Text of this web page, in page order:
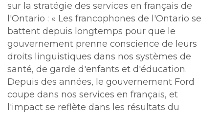
sur la stratégie des services en français de
l'Ontario : « Les francophones de l'Ontario se
battent depuis longtemps pour que le
gouvernement prenne conscience de leurs
droits linguistiques dans nos systèmes de
santé, de garde d'enfants et d'éducation.
Depuis des années, le gouvernement Ford
coupe dans nos services en français, et
l'impact se reflète dans les résultats du